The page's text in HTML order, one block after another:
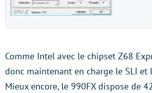
Comme Intel avec le chipset Z68
donc maintenant en charge le SLI et
Mieux encore, le 990FX dispose de